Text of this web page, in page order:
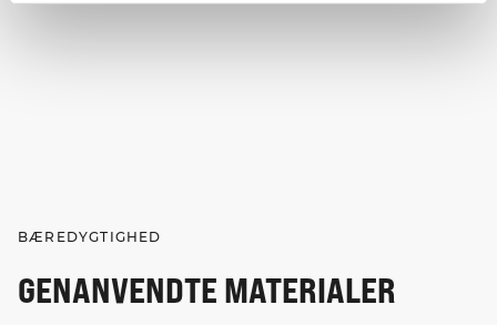
BÆREDYGTIGHED
GENANVENDTE MATERIALER